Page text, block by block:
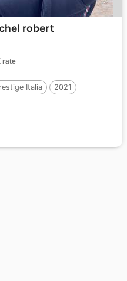
robert
rate
Italia
2021